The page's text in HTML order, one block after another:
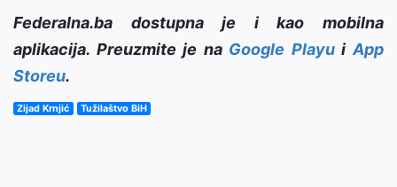
Federalna.ba dostupna je i kao mobilna
aplikacija. Preuzmite je na Google PlayuiApp
Storeu.
Zijad Krnjić Tužilaštvo BiH